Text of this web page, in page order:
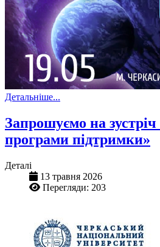
Детальніше...
Запрошуємо на
програми підтримки»
Деталі
13 травня 2026
Перегляди: 203